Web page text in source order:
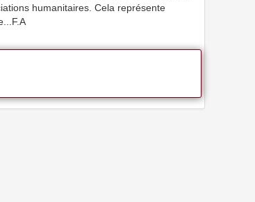
humanitaires. Cela représente